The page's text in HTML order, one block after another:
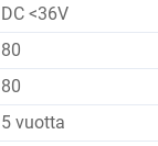
DC <36V
80
80
5 vuotta